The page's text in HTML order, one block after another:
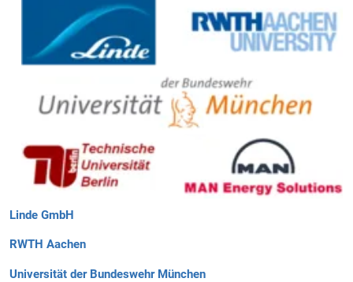
Linde GmbH
RWTH Aachen
Universität der Bundeswehr München